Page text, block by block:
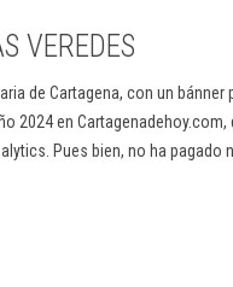
VEREDES
de Cartagena, con un
2024 en
Pues bien, no ha pagado